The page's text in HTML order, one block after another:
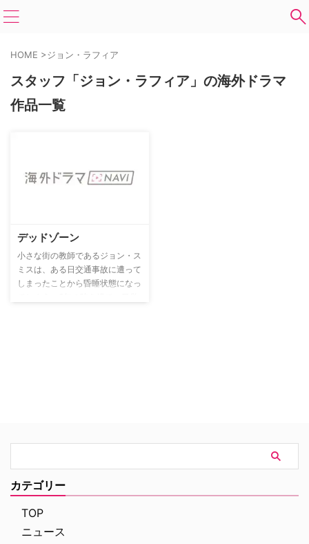
HOME >ジョン・ラフィア
スタッフ「ジョン・ラフィア」の海外ドラマ
作品一覧
デッドゾーン
小さな街の教師であるジョン・ス
ミスは、ある日交通事故に遭って
しまったことから昏睡状態になっ
カテゴリー
TOP
ニュース